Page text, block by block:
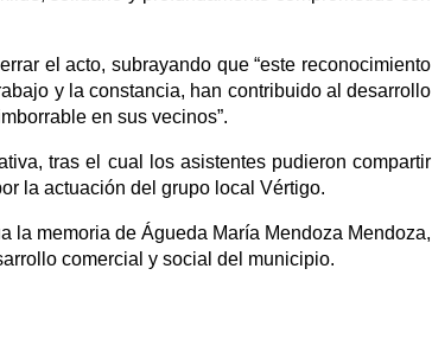
el acto, subrayando que “este reconocimiento
y la constancia, han contribuido al desarrollo
en sus vecinos”.
tras el cual los asistentes pudieron compartir
la actuación del grupo local Vértigo.
la memoria de Águeda María Mendoza Mendoza,
comercial y social del municipio.